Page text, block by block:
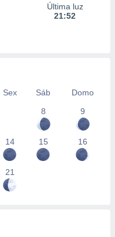
Última luz
21:52
Sex Sáb
Domo
8
9
14 15 16
21